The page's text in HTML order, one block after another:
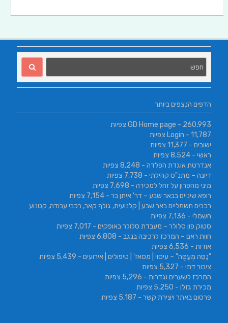
הדפים הנצפים ביותר
GD Home page - 260,993 צפיות
Login - 11,787 צפיות
ישובים - 11,377 צפיות
ראשי - 8,524 צפיות
אנדרטת אוגדת הפלדה - 8,248 צפיות
דיונה – מתנ"ס קהילתי - 7,738 צפיות
מיני מחפרון על זחל למכירה - 7,698 צפיות
רופא שיניים בבאר שבע – דר' איתן בר - 7,154 צפיות
רכבים חשמליים באר שבע | קלנועית, גולף קאר, רכבי עבודה, קטנוע
חשמלי - 7,136 צפיות
סטוק פון סלולר – מעבדת סלולר באופקים - 7,017 צפיות
חוות ראם – המרכז לרכיבה בנגב - 6,808 צפיות
אודות - 6,536 צפיות
"נַסֵּה מְעַסֶּה" – עיסוי | מסאז' | טיפולים | אירועים - 5,439 צפיות
ציבור דתי - 5,327 צפיות
המרכז לשערים וגדרות - 5,296 צפיות
מכירת גזלן - 5,250 צפיות
פרסום באתר ויצירת קשר - 5,187 צפיות